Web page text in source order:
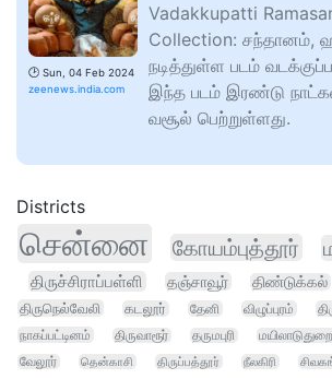
🕑 Sun, 04 Feb 2024
zeenews.india.com
Vadakkupatti
Collection: சந்தானம்,
நடித்துள்ள படம்
இந்த படம் இரண்டு
வசூல் பெற்றுள்ளது.
Districts
சென்னை கோயம்புத்தூர்
திருச்சிராப்பள்ளி
தஞ்சாவூர் திண்டுக்கல்
திருநெல்வேலி
கடலூர் தேனி விழுப்புரம்
நாகப்பட்டினம்
திருவாரூர் தருமபுரி மயிலாடுதுறை
வேலூர்
தென்காசி திருப்பத்தூர் நீலகிரி